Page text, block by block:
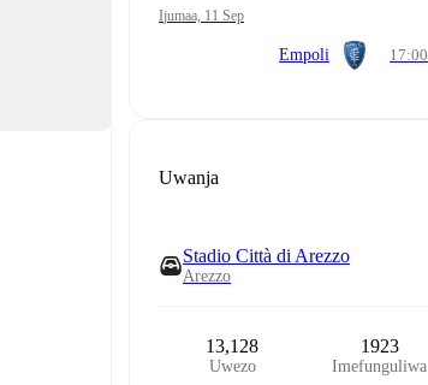
Ijumaa, 11 Sep
Empoli 17:00
Uwanja
Stadio Città di Arezzo
Arezzo
13,128
Uwezo
1923
Imefunguliwa